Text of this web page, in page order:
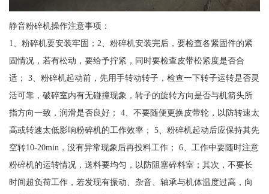
静音粉碎机操作注意事项：
1、粉碎机要安装牢固；2、粉碎机安装完后，要检查各紧固件的紧
固情况，若有松动，要给予拧紧，同时要检查皮带松紧度是否合
适； 3、粉碎机起动前，先用手转动转子，检查一下转子运转是否灵
活可靠，破碎室内有无碰撞现象，转子的旋转方向是否与机箭头所
指方向一致，润滑是否良好； 4、不要随便更换皮带轮，以防转速太
高或转速太低影响粉碎机的工作效率； 5、粉碎机起动后应保持其先
空转10-20min，没有异常现象后再投料工作； 6、工作中要随时注意
粉碎机的运转情况，送料要均匀，以防阻塞碎料室；其次，不要长
时间超负荷工作，若发现有振动、杂音、轴承与机体温度过高，向